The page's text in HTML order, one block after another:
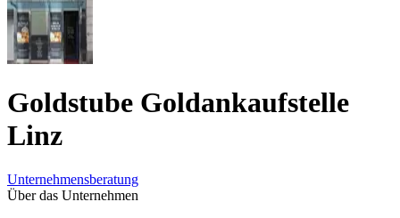
Goldstube Goldankaufstelle
Linz
Unternehmensberatung
Über das Unternehmen